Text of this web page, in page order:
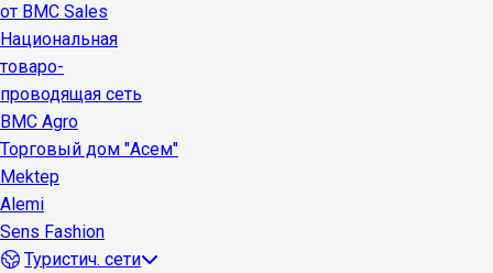
от BMC Sales
Национальная
товаро-
проводящая сеть
BMC Agro
Торговый дом "Асем"
Mektep
Alemi
Sens Fashion
Туристич. сети